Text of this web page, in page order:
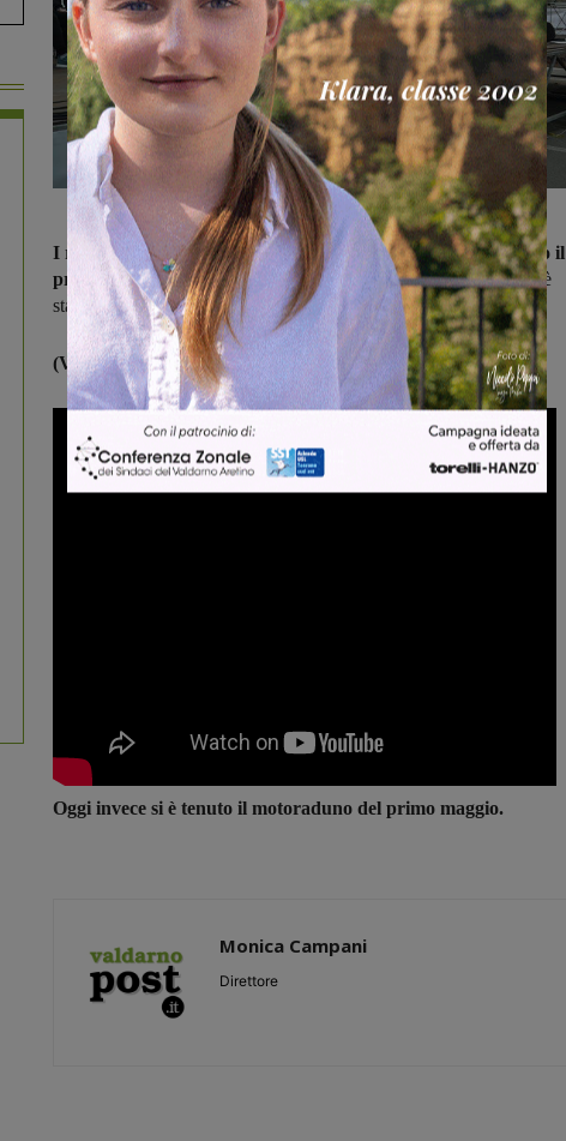
I ragazzi si sono esibiti in piazza Aldo Moro, da dove è partito il
primo raduno non competitivo di Mountain Bike.Il concerto è
stato però disturbato dalla pioggia.
(Video di Paolo Ricci)
Oggi invece si è tenuto il motoraduno del primo maggio.
Monica Campani
Direttore